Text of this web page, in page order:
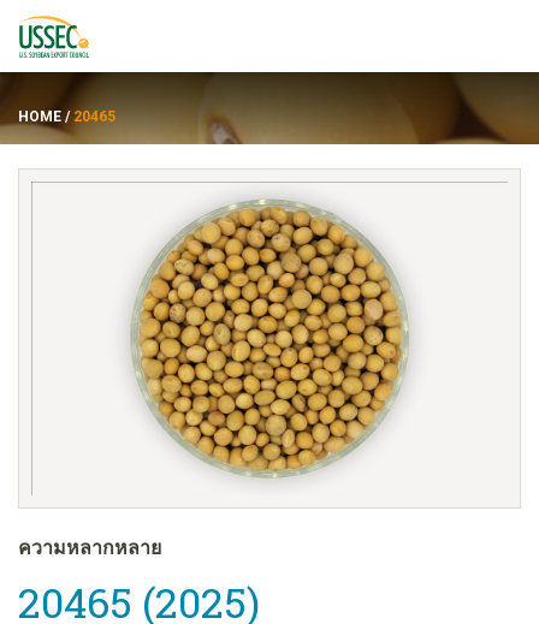
ซัพพลายเออร์
ENGLISH
FRANÇAIS
한국어
HOME / 20465
ความหลากหลาย
20465 (2025)